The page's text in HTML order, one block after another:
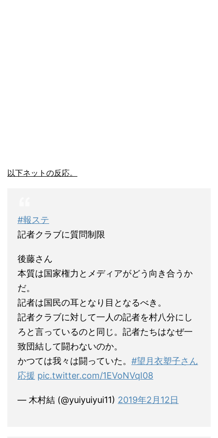
以下ネットの反応。
#報ステ
記者クラブに質問制限
後藤さん
本質は国家権力とメディアがどう向き合うか
だ。
記者は国民の耳となり目となるべき。
記者クラブに対して一人の記者を村八分にし
ろと言っているのと同じ。記者たちはなぜ一
致団結して闘わないのか。
かつては我々は闘っていた。 #望月衣塑子さん
応援 pic.twitter.com/1EVoNVqI08
— 木村結 (@yuiyuiyui11) 2019年2月12日